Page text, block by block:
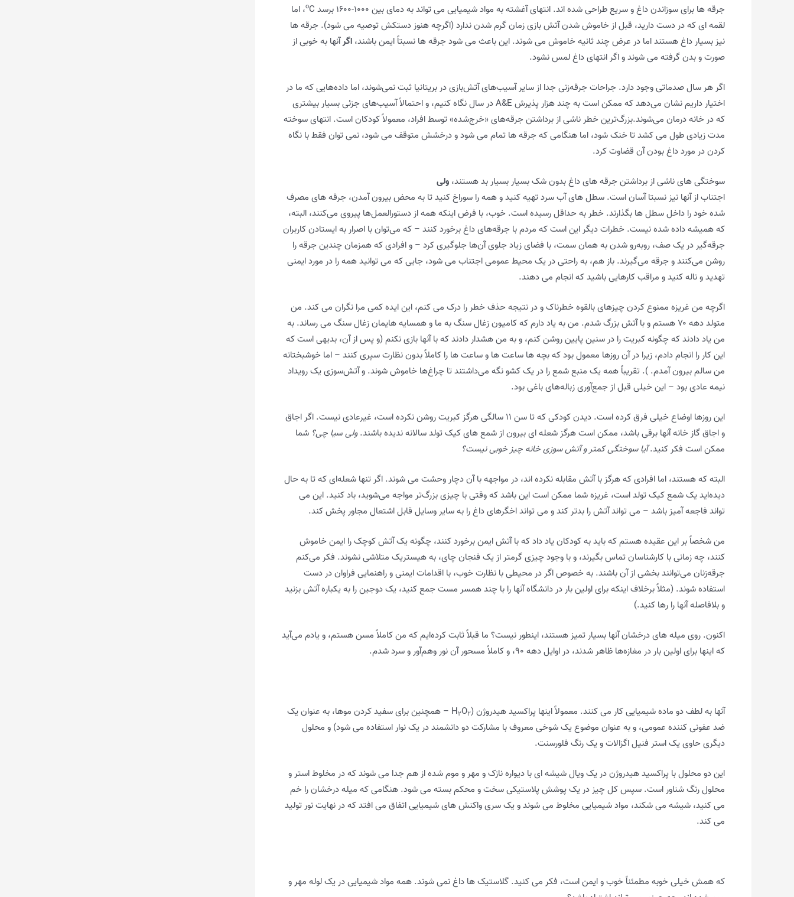
جرقه ها برای سوزاندن داغ و سریع طراحی شده اند. انتهای آغشته به مواد شیمیایی می تواند به دمای بین ۱۰۰۰-۱۶۰۰ برسد oC، اما
لقمه ای که در دست دارید، قبل از خاموش شدن آتش بازی زمان گرم شدن ندارد (اگرچه هنوز دستکش توصیه می شود). جرقه ها
نیز بسیار داغ هستند اما در عرض چند ثانیه خاموش می شوند. این باعث می شود جرقه ها نسبتاً ایمن باشند، اگرآنها به خوبی از
صورت و بدن گرفته می شوند و اگر انتهای داغ لمس نشود.
اگر هر سال صدماتی وجود دارد. جراحات جرقه‌زنی جدا از سایر آسیب‌های آتش‌بازی در بریتانیا ثبت نمی‌شوند، اما داده‌هایی که ما در
اختیار داریم نشان می‌دهد که ممکن است به چند هزار پذیرش A&E در سال نگاه کنیم، و احتمالاً آسیب‌های جزئی بسیار بیشتری
که در خانه درمان می‌شوند.بزرگ‌ترین خطر ناشی از برداشتن جرقه‌های «خرج‌شده» توسط افراد، معمولاً کودکان است. انتهای سوخته
مدت زیادی طول می کشد تا خنک شود، اما هنگامی که جرقه ها تمام می شود و درخشش متوقف می شود، نمی توان فقط با نگاه
کردن در مورد داغ بودن آن قضاوت کرد.
سوختگی های ناشی از برداشتن جرقه های داغ بدون شک بسیار بسیار بد هستند، ولی
اجتناب از آنها نیز نسبتا آسان است. سطل های آب سرد تهیه کنید و همه را سوراخ کنید تا به محض بیرون آمدن، جرقه های مصرف
شده خود را داخل سطل ها بگذارند. خطر به حداقل رسیده است. خوب، با فرض اینکه همه از دستورالعمل‌ها پیروی می‌کنند، البته،
که همیشه داده شده نیست. خطرات دیگر این است که مردم با جرقه‌های داغ برخورد کنند – که می‌توان با اصرار به ایستادن کاربران
جرقه‌گیر در یک صف، روبه‌رو شدن به همان سمت، با فضای زیاد جلوی آن‌ها جلوگیری کرد – و افرادی که همزمان چندین جرقه را
روشن می‌کنند و جرقه می‌گیرند. باز هم، به راحتی در یک محیط عمومی اجتناب می شود، جایی که می توانید همه را در مورد ایمنی
تهدید و ناله کنید و مراقب کارهایی باشید که انجام می دهند.
اگرچه من غریزه ممنوع کردن چیزهای بالقوه خطرناک و در نتیجه حذف خطر را درک می کنم، این ایده کمی مرا نگران می کند. من
متولد دهه ۷۰ هستم و با آتش بزرگ شدم. من به یاد دارم که کامیون زغال سنگ به ما و همسایه هایمان زغال سنگ می رساند. به
من یاد دادند که چگونه کبریت را در سنین پایین روشن کنم، و به من هشدار دادند که با آنها بازی نکنم (و پس از آن، بدیهی است که
این کار را انجام دادم، زیرا در آن روزها معمول بود که بچه ها ساعت ها و ساعت ها را کاملاً بدون نظارت سپری کنند – اما خوشبختانه
من سالم بیرون آمدم. ). تقریباً همه یک منبع شمع را در یک کشو نگه می‌داشتند تا چراغ‌ها خاموش شوند. و آتش‌سوزی یک رویداد
نیمه عادی بود – این خیلی قبل از جمع‌آوری زباله‌های باغی بود.
این روزها اوضاع خیلی فرق کرده است. دیدن کودکی که تا سن ۱۱ سالگی هرگز کبریت روشن نکرده است، غیرعادی نیست. اگر اجاق
و اجاق گاز خانه آنها برقی باشد، ممکن است هرگز شعله ای بیرون از شمع های کیک تولد سالانه ندیده باشند.ولیسیا چی؟ شما
ممکن است فکر کنید.آیا سوختگی کمتر و آتش سوزی خانه چیز خوبی نیست؟
البته که هستند، اما افرادی که هرگز با آتش مقابله نکرده اند، در مواجهه با آن دچار وحشت می شوند. اگر تنها شعله‌ای که تا به حال
دیده‌اید یک شمع کیک تولد است، غریزه شما ممکن است این باشد که وقتی با چیزی بزرگ‌تر مواجه می‌شوید، باد کنید. این می
تواند فاجعه آمیز باشد – می تواند آتش را بدتر کند و می تواند اخگرهای داغ را به سایر وسایل قابل اشتعال مجاور پخش کند.
من شخصاً بر این عقیده هستم که باید به کودکان یاد داد که با آتش ایمن برخورد کنند، چگونه یک آتش کوچک را ایمن خاموش
کنند، چه زمانی با کارشناسان تماس بگیرند، و با وجود چیزی گرمتر از یک فنجان چای، به هیستریک متلاشی نشوند. فکر می‌کنم
جرقه‌زنان می‌توانند بخشی از آن باشند. به خصوص اگر در محیطی با نظارت خوب، با اقدامات ایمنی و راهنمایی فراوان در دست
استفاده شوند. (مثلاً برخلاف اینکه برای اولین بار در دانشگاه آنها را با چند همسر مست جمع کنید، یک دوجین را به یکباره آتش بزنید
و بلافاصله آنها را رها کنید.)
اکنون. روی میله های درخشان آنها بسیار تمیز هستند، اینطور نیست؟ ما قبلاً ثابت کرده‌ایم که من کاملاً مسن هستم، و یادم می‌آید
که اینها برای اولین بار در مغازه‌ها ظاهر شدند، در اوایل دهه ۹۰، و کاملاً مسحور آن نور وهم‌آور و سرد شدم.
آنها به لطف دو ماده شیمیایی کار می کنند. معمولاً اینها پراکسید هیدروژن (H ۲O۲
– همچنین برای سفید کردن موها، به عنوان یک
ضد عفونی کننده عمومی، و به عنوان موضوع یک شوخی معروف با مشارکت دو دانشمند در یک نوار استفاده می شود) و محلول
دیگری حاوی یک استر فنیل اگزالات و یک رنگ فلورسنت.
این دو محلول با پراکسید هیدروژن در یک ویال شیشه ای با دیواره نازک و مهر و موم شده از هم جدا می شوند که در مخلوط استر و
محلول رنگ شناور است. سپس کل چیز در یک پوشش پلاستیکی سخت و محکم بسته می شود. هنگامی که میله درخشان را خم
می کنید، شیشه می شکند، مواد شیمیایی مخلوط می شوند و یک سری واکنش های شیمیایی اتفاق می افتد که در نهایت نور تولید
می کند.
که همش خیلی خوبه مطمئناً خوب و ایمن است، فکر می کنید. گلاستیک ها داغ نمی شوند. همه مواد شیمیایی در یک لوله مهر و